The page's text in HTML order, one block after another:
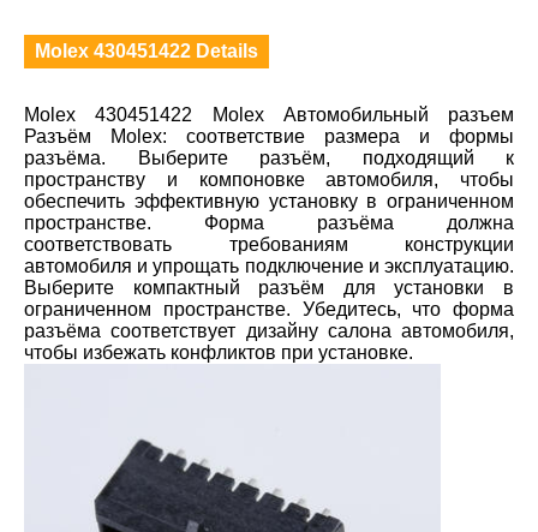
Molex 430451422 Details
Molex 430451422 Molex Автомобильный разъем
Разъём Molex: соответствие размера и формы
разъёма. Выберите разъём, подходящий к
пространству и компоновке автомобиля, чтобы
обеспечить эффективную установку в ограниченном
пространстве. Форма разъёма должна
соответствовать требованиям конструкции
автомобиля и упрощать подключение и эксплуатацию.
Выберите компактный разъём для установки в
ограниченном пространстве. Убедитесь, что форма
разъёма соответствует дизайну салона автомобиля,
чтобы избежать конфликтов при установке.